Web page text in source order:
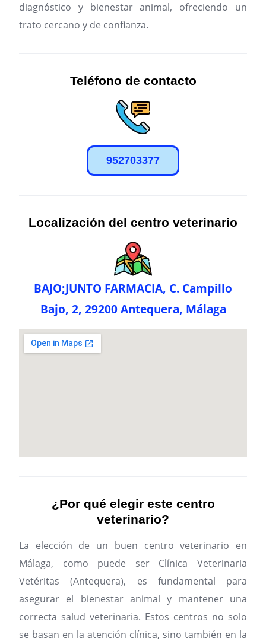
diagnóstico y bienestar animal, ofreciendo un
trato cercano y de confianza.
Teléfono de contacto
952703377
Localización del centro veterinario
BAJO;JUNTO FARMACIA, C. Campillo
Bajo, 2, 29200 Antequera, Málaga
¿Por qué elegir este centro
veterinario?
La elección de un buen centro veterinario en
Málaga, como puede ser Clínica Veterinaria
Vetéritas (Antequera), es fundamental para
asegurar el bienestar animal y mantener una
correcta salud veterinaria. Estos centros no solo
se basan en la atención clínica, sino también en la